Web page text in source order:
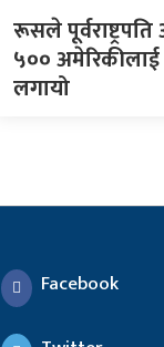
रूसले
५०० अमेरिकीलाई
लगायो
Facebook